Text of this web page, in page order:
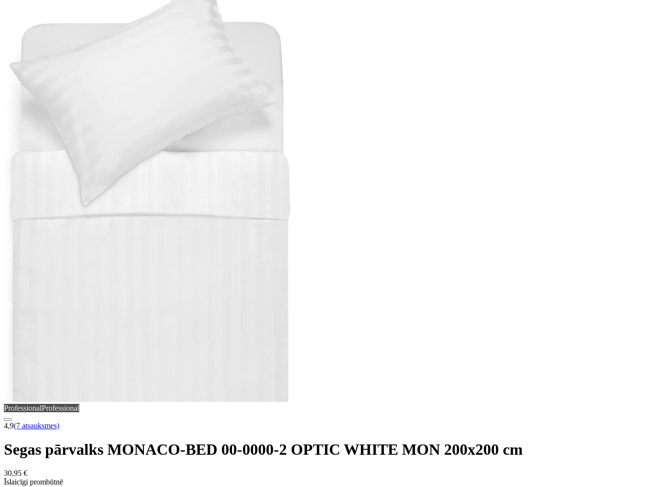
ProfessionalProfessional
4,9(7 atsauksmes)
Segas pārvalks MONACO-BED 00-0000-2 OPTIC WHITE MON 200x200 cm
30,95 €
Īslaicīgi prombūtnē